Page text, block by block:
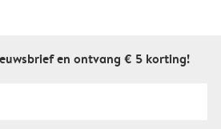
en ontvang € 5 korting!